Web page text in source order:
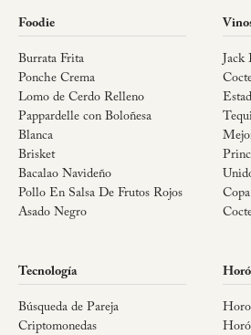
Foodie
Burrata Frita
Ponche Crema
Lomo de Cerdo Relleno
Pappardelle con Boloñesa
Blanca
Brisket
Bacalao Navideño
Pollo En Salsa De Frutos Rojos
Asado Negro
Jack
Tecnología
Búsqueda de Pareja
Criptomonedas